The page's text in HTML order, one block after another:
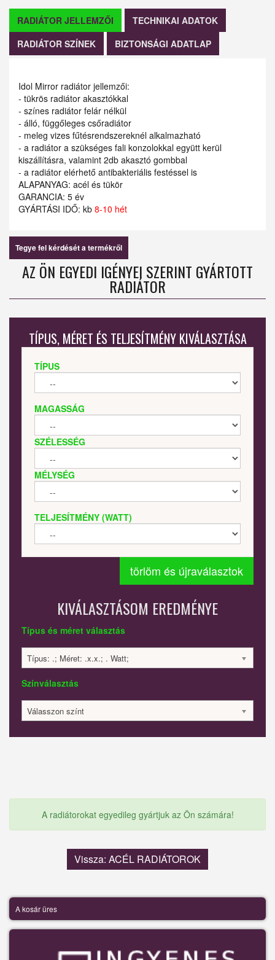
RADIÁTOR JELLEMZŐI
TECHNIKAI ADATOK
RADIÁTOR SZÍNEK
BIZTONSÁGI ADATLAP
Idol Mirror radiátor jellemzői:
- tükrös radiátor akasztókkal
- színes radiátor felár nélkül
- álló, függőleges csőradiátor
- meleg vizes fűtésrendszereknél alkalmazható
- a radiátor a szükséges fali konzolokkal együtt kerül
kiszállításra, valamint 2db akasztó gombbal
- a radiátor elérhető antibakteriális festéssel is
ALAPANYAG: acél és tükör
GARANCIA: 5 év
GYÁRTÁSI IDŐ: kb 8-10 hét
Tegye fel kérdését a termékről
AZ ÖN EGYEDI IGÉNYEI SZERINT GYÁRTOTT
RADIÁTOR
TÍPUS, MÉRET ÉS TELJESÍTMÉNY KIVÁLASZTÁSA
TÍPUS
MAGASSÁG
SZÉLESSÉG
MÉLYSÉG
TELJESÍTMÉNY (WATT)
törlöm és újraválasztok
KIVÁLASZTÁSOM EREDMÉNYE
Típus és méret választás
Típus: .; Méret: .x.x.; . Watt;
Színválasztás
Válasszon színt
A radiátorokat egyedileg gyártjuk az Ön számára!
Vissza: ACÉL RADIÁTOROK
A kosár üres